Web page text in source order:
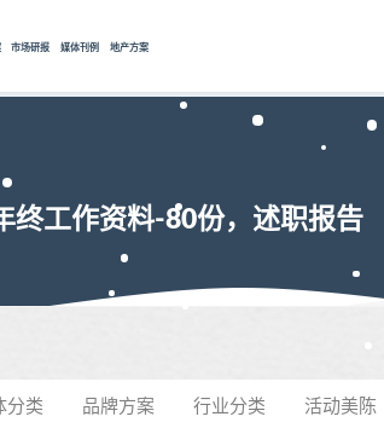
市场研报 媒体刊例 地产方案
终工作资料-80份，述职报告
分类 品牌方案 行业分类 活动美陈